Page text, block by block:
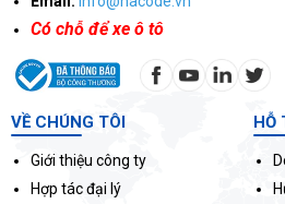
Có chỗ để xe ô tô
VỀ CHÚNG TÔI
Giới thiệu công ty
Hợp tác đại lý
HỖ